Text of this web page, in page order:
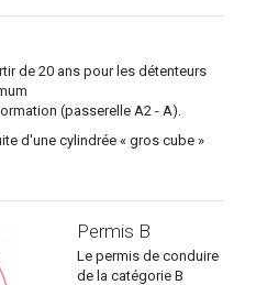
de 20 ans pour les détenteurs
(passerelle A2 - A).
d'une cylindrée « gros cube »
Permis B
Le permis de conduire
de la catégorie B